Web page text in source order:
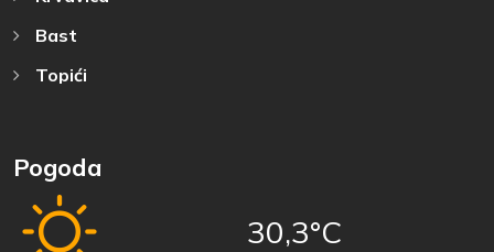
Bast
Topići
Pogoda
30,3°C